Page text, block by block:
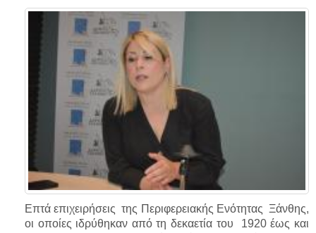
Επτά επιχειρήσεις της Περιφερειακής Ενότητας Ξάνθης,
οι οποίες ιδρύθηκαν από τη δεκαετία του 1920 έως και